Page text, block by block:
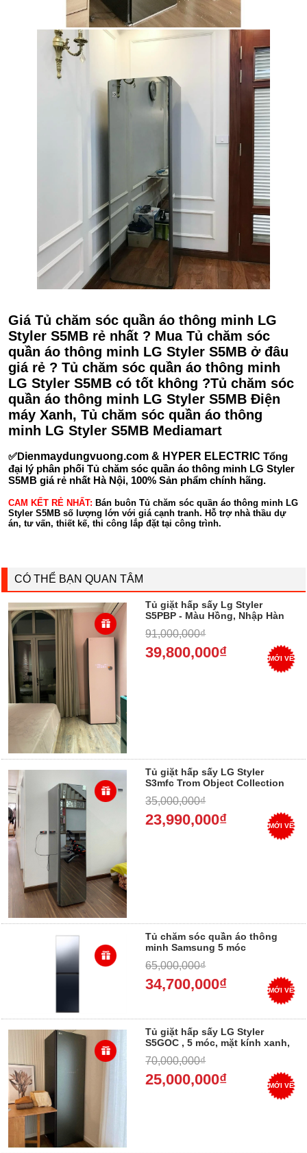
Giá Tủ chăm sóc quần áo thông minh LG
Styler S5MB rẻ nhất ? Mua Tủ chăm sóc
quần áo thông minh LG Styler S5MB ở đâu
giá rẻ ? Tủ chăm sóc quần áo thông minh
LG Styler S5MB có tốt không ?Tủ chăm sóc
quần áo thông minh LG Styler S5MB Điện
máy Xanh, Tủ chăm sóc quần áo thông
minh LG Styler S5MB Mediamart
✅Dienmaydungvuong.com & HYPER ELECTRIC Tổng
đại lý phân phối Tủ chăm sóc quần áo thông minh LG Styler
S5MB giá rẻ nhất Hà Nội, 100% Sản phẩm chính hãng.
CAM KẾT RẺ NHẤT: Bán buôn Tủ chăm sóc quần áo thông minh LG
Styler S5MB số lượng lớn với giá cạnh tranh. Hỗ trợ nhà thầu dự
án, tư vấn, thiết kế, thi công lắp đặt tại công trình.
CÓ THỂ BẠN QUAN TÂM
Tủ giặt hấp sấy Lg Styler
S5PBP - Màu Hồng, Nhập Hàn
91,000,000₫
39,800,000₫ MỚI VỀ
Tủ giặt hấp sấy LG Styler
S3mfc Trom Object Collection
góp 0%
35,000,000₫
23,990,000₫ MỚI VỀ
Tủ chăm sóc quần áo thông
minh Samsung 5 móc
AirDresser
65,000,000₫
34,700,000₫ MỚI VỀ
Tủ giặt hấp sấy LG Styler
S5GOC , 5 móc, mặt kính xanh,
70,000,000₫
25,000,000₫ MỚI VỀ